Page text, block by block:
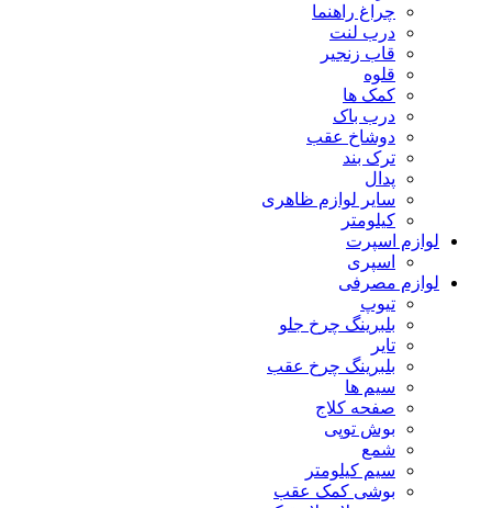
چراغ راهنما
درب لنت
قاب زنجیر
قلوه
کمک ها
درب باک
دوشاخ عقب
ترک بند
پدال
سایر لوازم ظاهری
کیلومتر
لوازم اسپرت
اسپری
لوازم مصرفی
تیوپ
بلبرینگ چرخ جلو
تایر
بلبرینگ چرخ عقب
سیم ها
صفحه کلاج
بوش توپی
شمع
سیم کیلومتر
بوشی کمک عقب